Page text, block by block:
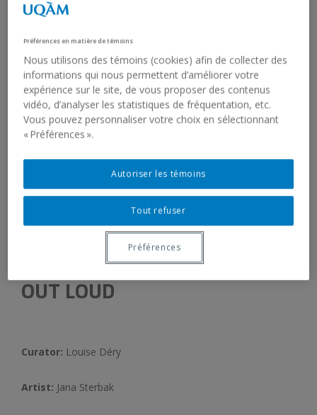
Credits
JANA STERBAK. THINKING
OUT LOUD
Curator: Louise Déry
Artist: Jana Sterbak
Préférences en matière de témoins
Nous utilisons des témoins (cookies) afin de collecter des
informations qui nous permettent d’améliorer votre
expérience sur le site, de vous proposer des contenus
vidéo, d’analyser les statistiques de fréquentation, etc.
Vous pouvez personnaliser votre choix en sélectionnant
« Préférences ».
Tout refuser
Autoriser les témoins
Préférences